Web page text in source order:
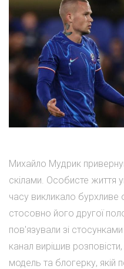
Михайло Мудрик
скілами. Особисте життя
часу викликало бурхливе
стосовно його другої
пов'язували зі
канал вирішив
модель та блогерку, якій